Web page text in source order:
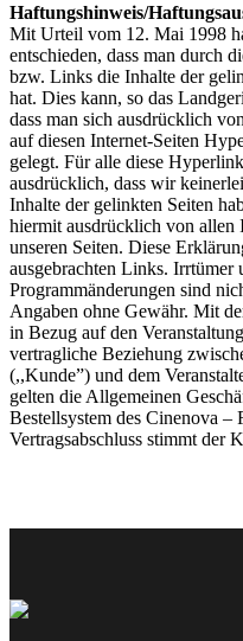
Haftungshinweis/
Mit Urteil vom 12. Mai 1998
entschieden, dass man durch
bzw. Links die Inhalte der
hat. Dies kann, so das
dass man sich ausdrücklich
auf diesen Internet-Seiten
gelegt. Für alle diese
ausdrücklich, dass wir
Inhalte der gelinkten Seiten
hiermit ausdrücklich von allen
unseren Seiten. Diese
ausgebrachten Links. Irrtümer
Programmänderungen sind
Angaben ohne Gewähr. Mit
in Bezug auf den
vertragliche Beziehung
(,,Kunde”) und dem
gelten die Allgemeinen
Bestellsystem des Cinenova
Vertragsabschluss stimmt der